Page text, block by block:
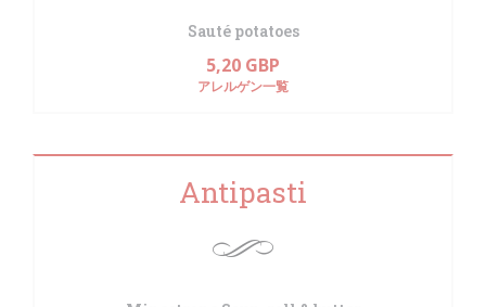
Sauté potatoes
5,20 GBP
アレルゲン一覧
Antipasti